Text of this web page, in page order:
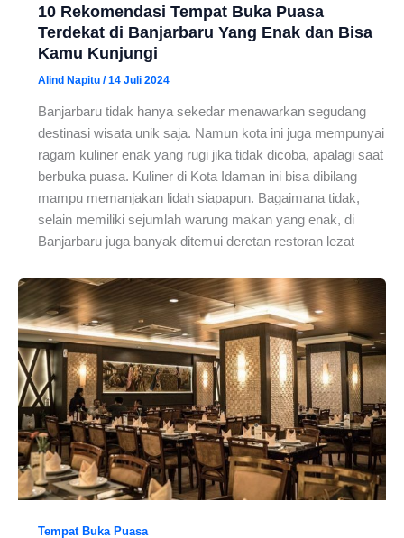
10 Rekomendasi Tempat Buka Puasa
Terdekat di Banjarbaru Yang Enak dan Bisa
Kamu Kunjungi
Alind Napitu /14 Juli 2024
Banjarbaru tidak hanya sekedar menawarkan segudang
destinasi wisata unik saja. Namun kota ini juga mempunyai
ragam kuliner enak yang rugi jika tidak dicoba, apalagi saat
berbuka puasa. Kuliner di Kota Idaman ini bisa dibilang
mampu memanjakan lidah siapapun. Bagaimana tidak,
selain memiliki sejumlah warung makan yang enak, di
Banjarbaru juga banyak ditemui deretan restoran lezat
Tempat Buka Puasa